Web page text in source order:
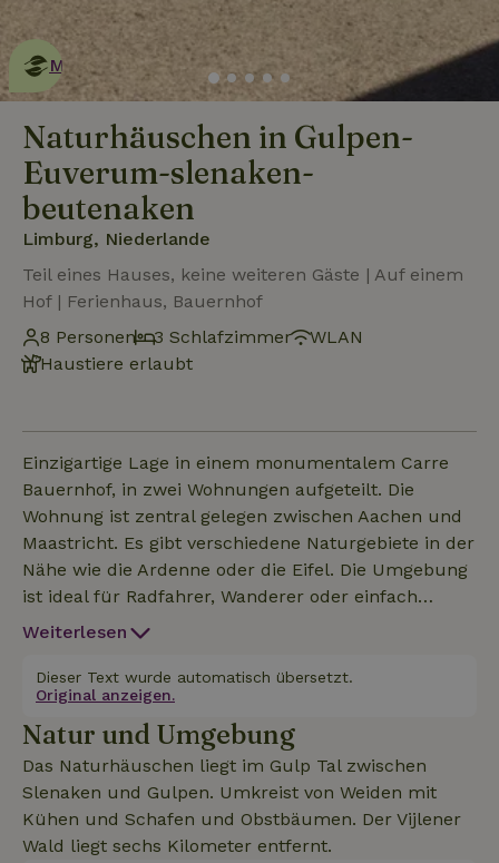
umweltschonendes
Naturhäuschen
Mehr erfahren
Naturhäuschen in Gulpen-
Euverum-slenaken-
beutenaken
Limburg, Niederlande
Teil eines Hauses, keine weiteren Gäste | Auf einem
Hof | Ferienhaus, Bauernhof
8 Personen
3 Schlafzimmer
WLAN
Haustiere erlaubt
Einzigartige Lage in einem monumentalem Carre
Bauernhof, in zwei Wohnungen aufgeteilt. Die
Wohnung ist zentral gelegen zwischen Aachen und
Maastricht. Es gibt verschiedene Naturgebiete in der
Nähe wie die Ardenne oder die Eifel. Die Umgebung
ist ideal für Radfahrer, Wanderer oder einfach
Menschen die die Ruhe genießen wollen. Sie können
jede Saison etwas Neues. Dieses Naturhäuschen
kann auch mit anderen Preisen für 10 Personen
(Haus Code: 14129) gemietet werden,
sechs Personen (18572), vier Personen (18573) oder
zwei Personen (18574). Die andere Wohnung ist für
vier Personen zu mieten (18575) oder
sechs Personen (18576). Wenn Sie beider
Weiterlesen
Dieser Text wurde automatisch übersetzt.
Original anzeigen.
Natur und Umgebung
Das Naturhäuschen liegt im Gulp Tal zwischen
Slenaken und Gulpen. Umkreist von Weiden mit
Kühen und Schafen und Obstbäumen. Der Vijlener
Wald liegt sechs Kilometer entfernt.